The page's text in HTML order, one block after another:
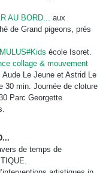
AU BORD... aux
de Grand pigeons, près
école Isoret.
collage & mouvement
Le Jeune et Astrid Le
30 min. Journée de cloture
Parc Georgette
de temps de